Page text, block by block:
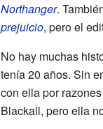
Northanger.
prejuicio, pero el
No hay muchas
tenía 20 años. Sin
con ella por
Blackall, pero ella